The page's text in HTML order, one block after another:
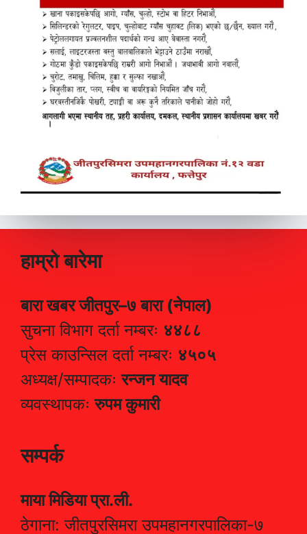
हाम्रो बारेमा
बारा खबर जीतपुर–७ बारा (नेपाल)
सुचना विभाग दर्ता नम्बरः ४४८८
प्रेस काउन्सिल दर्ता नम्बरः ४५०५
अध्यक्ष/सम्पादकःरन्जन यादव
व्यवस्थापकःरुपम कुमारी
सम्पर्क
माया मिडिया प्रा.ली.
ठेगाना: जीतपुरसिमरा उपमहानगरपालिका-७